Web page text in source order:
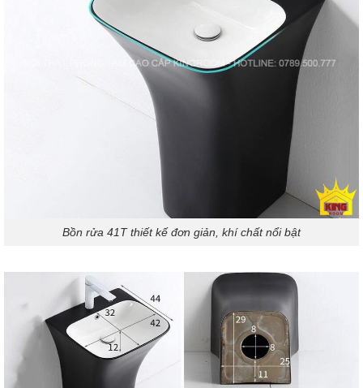
Bồn rửa 41T thiết kế đơn giản, khí chất nổi bật